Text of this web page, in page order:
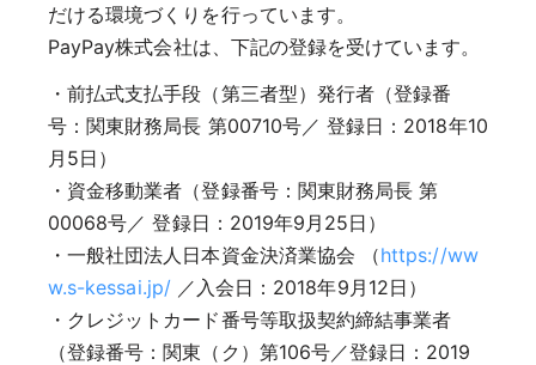
だける環境づくりを行っています。
PayPay株式会社は、下記の登録を受けています。
・前払式支払手段（第三者型）発行者（登録番
号：関東財務局長 第00710号／ 登録日：2018年10
月5日）
・資金移動業者（登録番号：関東財務局長 第
00068号／ 登録日：2019年9月25日）
・一般社団法人日本資金決済業協会 （https://ww
w.s-kessai.jp/／入会日：2018年9月12日）
・クレジットカード番号等取扱契約締結事業者
（登録番号：関東（ク）第106号／登録日：2019